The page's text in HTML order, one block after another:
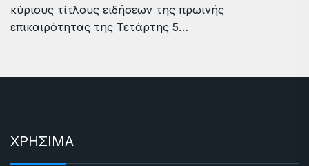
κύριους τίτλους ειδήσεων της πρωινής
επικαιρότητας της Τετάρτης 5…
ΧΡΗΣΙΜΑ